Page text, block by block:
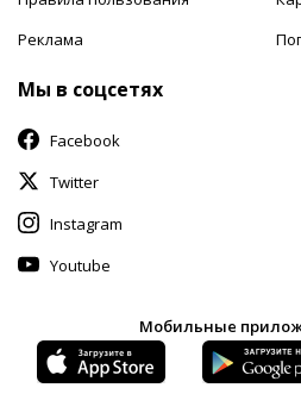
Реклама
Мы в соцсетях
Facebook
Twitter
Instagram
Youtube
Мобильные